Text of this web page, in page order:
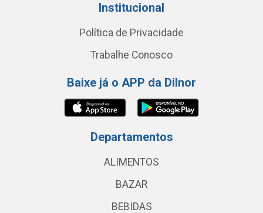
Institucional
Política de Privacidade
Trabalhe Conosco
Baixe já o APP da Dilnor
Departamentos
ALIMENTOS
BAZAR
BEBIDAS